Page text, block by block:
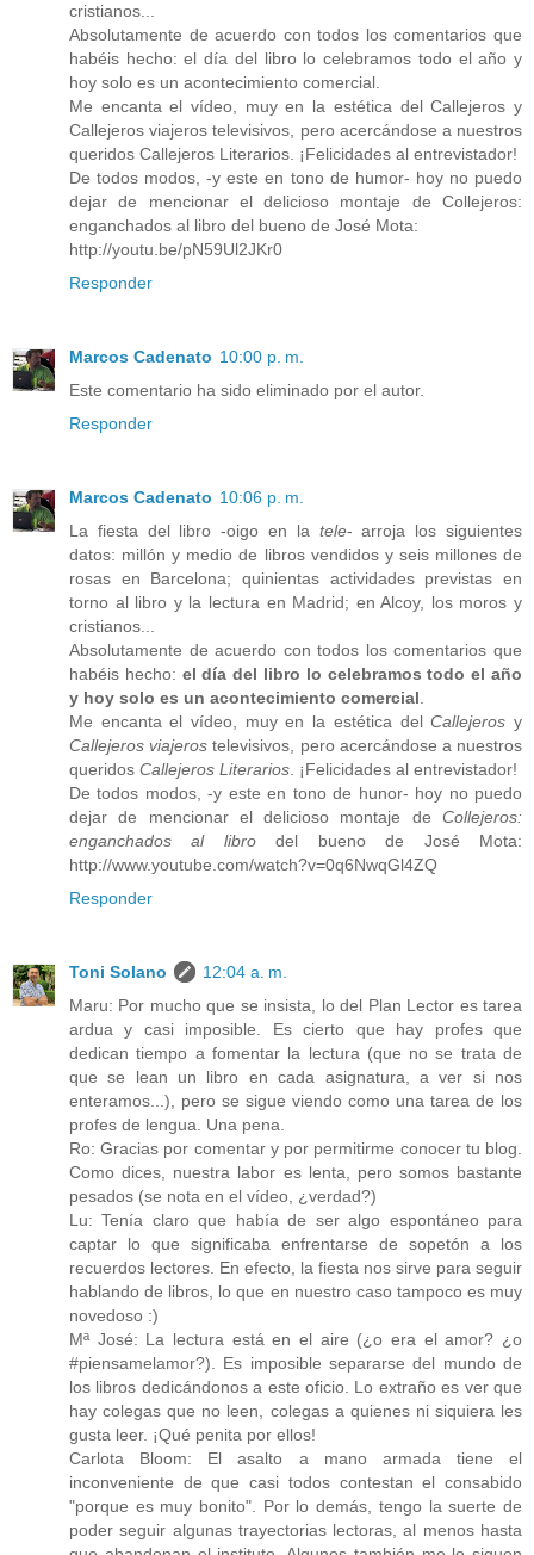
cristianos...
Absolutamente de acuerdo con todos los comentarios que
habéis hecho: el día del libro lo celebramos todo el año y
hoy solo es un acontecimiento comercial.
Me encanta el vídeo, muy en la estética del Callejeros y
Callejeros viajeros televisivos, pero acercándose a nuestros
queridos Callejeros Literarios. ¡Felicidades al entrevistador!
De todos modos, -y este en tono de humor- hoy no puedo
dejar de mencionar el delicioso montaje de Collejeros:
enganchados al libro del bueno de José Mota:
http://youtu.be/pN59Ul2JKr0
Responder
Marcos Cadenato 10:00 p. m.
Este comentario ha sido eliminado por el autor.
Responder
Marcos Cadenato 10:06 p. m.
La fiesta del libro -oigo en la tele- arroja los siguientes
datos: millón y medio de libros vendidos y seis millones de
rosas en Barcelona; quinientas actividades previstas en
torno al libro y la lectura en Madrid; en Alcoy, los moros y
cristianos...
Absolutamente de acuerdo con todos los comentarios que
habéis hecho: el día del libro lo celebramos todo el año
y hoy solo es un acontecimiento comercial
Me encanta el vídeo, muy en la estética delCallejeros y
Callejeros viajeros televisivos, pero acercándose a nuestros
queridos Callejeros Literarios . ¡Felicidades al entrevistador!
De todos modos, -y este en tono de hunor- hoy no puedo
dejar de mencionar el delicioso montaje de Collejeros:
enganchados al librodel bueno de José Mota:
http://www.youtube.com/watch?v=0q6NwqGl4ZQ
Responder
Toni Solano
12:04 a. m.
Maru: Por mucho que se insista, lo del Plan Lector es tarea
ardua y casi imposible. Es cierto que hay profes que
dedican tiempo a fomentar la lectura (que no se trata de
que se lean un libro en cada asignatura, a ver si nos
enteramos...), pero se sigue viendo como una tarea de los
profes de lengua. Una pena.
Ro: Gracias por comentar y por permitirme conocer tu blog.
Como dices, nuestra labor es lenta, pero somos bastante
pesados (se nota en el vídeo, ¿verdad?)
Lu: Tenía claro que había de ser algo espontáneo para
captar lo que significaba enfrentarse de sopetón a los
recuerdos lectores. En efecto, la fiesta nos sirve para seguir
hablando de libros, lo que en nuestro caso tampoco es muy
novedoso :)
Mª José: La lectura está en el aire (¿o era el amor? ¿o
#piensamelamor?). Es imposible separarse del mundo de
los libros dedicándonos a este oficio. Lo extraño es ver que
hay colegas que no leen, colegas a quienes ni siquiera les
gusta leer. ¡Qué penita por ellos!
Carlota Bloom: El asalto a mano armada tiene el
inconveniente de que casi todos contestan el consabido
"porque es muy bonito". Por lo demás, tengo la suerte de
poder seguir algunas trayectorias lectoras, al menos hasta